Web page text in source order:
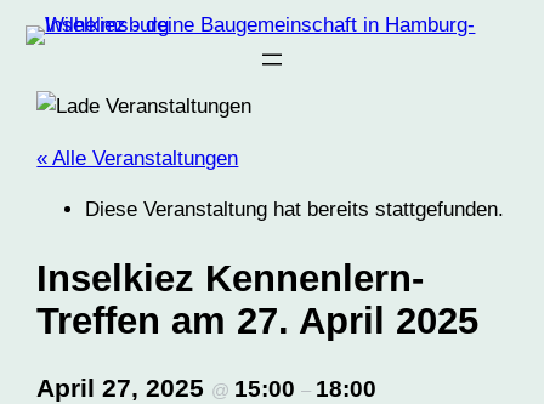
« Alle Veranstaltungen
Diese Veranstaltung hat bereits stattgefunden.
Inselkiez Kennenlern-
Treffen am 27. April 2025
April 27, 2025 @ 15:00– 18:00